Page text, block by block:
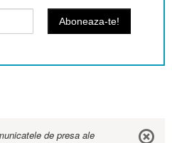
de presa ale